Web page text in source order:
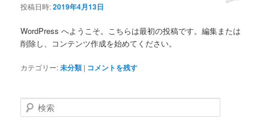
投稿日時:2019年4月13日
WordPress へようこそ。こちらは最初の投稿です。編集または
削除し、コンテンツ作成を始めてください。
カテゴリー:未分類 | コメントを残す
検
索